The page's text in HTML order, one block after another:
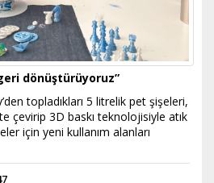
dönüştürüyoruz”
topladıkları 5 litrelik pet şişeleri,
çevirip 3D baskı teknolojisiyle atık
için yeni kullanım alanları